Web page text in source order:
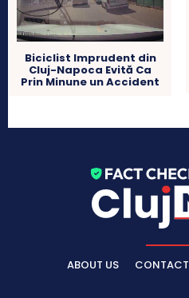
Biciclist Imprudent din
Cluj-Napoca Evită Ca
Prin Minune un Accident
ABOUT US CONTACT